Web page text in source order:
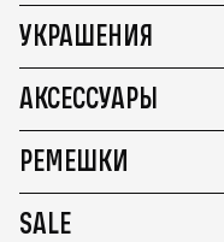
УКРАШЕНИЯ
АКСЕССУАРЫ
РЕМЕШКИ
SALE